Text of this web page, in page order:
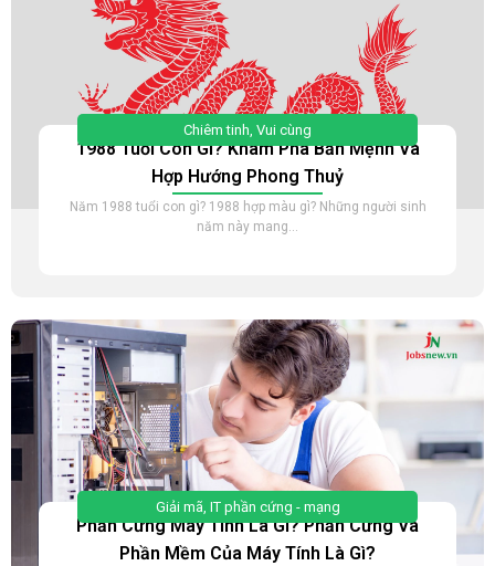
Chiêm tinh, Vui cùng
1988 Tuổi Con Gì? Khám Phá Bản Mệnh Và
Hợp Hướng Phong Thuỷ
Năm 1988 tuổi con gì? 1988 hợp màu gì? Những người sinh
năm này mang...
Giải mã, IT phần cứng - mạng
Phần Cứng Máy Tính Là Gì? Phần Cứng Và
Phần Mềm Của Máy Tính Là Gì?